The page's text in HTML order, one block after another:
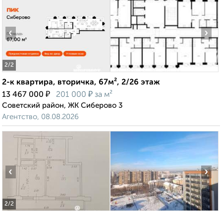
2/2
‹ ›
2-к квартира, вторичка, 67м², 2/26 этаж
13 467 000 ₽ 201 000 ₽ за м²
Советский район, ЖК Сиберово 3
Агентство, 08.08.2026
2/2
‹ ›